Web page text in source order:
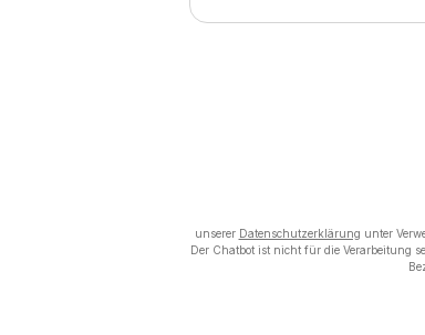
unserer Datenschutzerklärung unter
Der Chatbot ist nicht für die Verarbeitung